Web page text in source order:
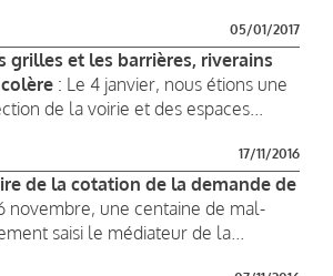
05/01/2017
grilles et les barrières, riverains
: Le 4 janvier, nous étions une
de la voirie et des espaces...
17/11/2016
de la cotation de la demande de
novembre, une centaine de mal-
saisi le médiateur de la...